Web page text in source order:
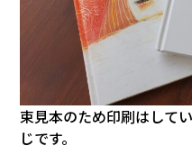
束見本のため印刷はして
じです。